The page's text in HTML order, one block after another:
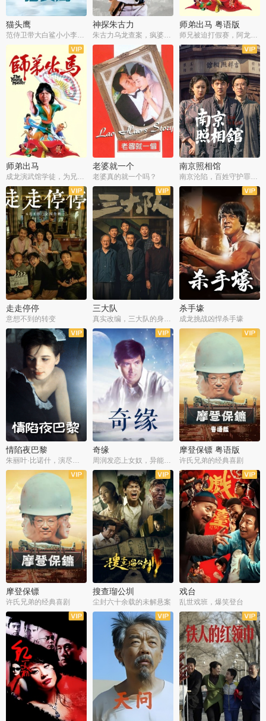
猫头鹰
范侍卫带大白鲨小小李破案寻妃
神探朱古力
朱古力乌龙查案，疯婆子神助攻
师弟出马 粤语版
师兄被迫打假赛，阿龙追查斗黑帮
师弟出马
成龙演武馆学徒，为兄搏命战黑道
老婆就一个
老婆真的就一个吗？
南京照相馆
南京沦陷，百姓守护罪证底片
走走停停
意想不到的转变
三大队 杀手壕
成龙挑战凶悍杀手壕
情陷夜巴黎
朱丽叶·比诺什，演尽失爱之痛
奇缘
周润发恋上女奴，异能护体战邪派
摩登保镖 粤语版
许氏兄弟的经典喜剧
摩登保镖
许氏兄弟的经典喜剧
搜查瑠公圳
尘封六十余载的未解悬案
戏台
乱世戏班，爆笑登台